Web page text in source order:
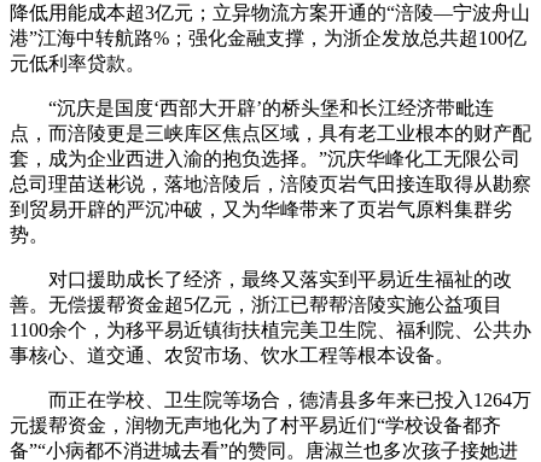
降低用能成本超3亿元；立异物流方案开通的“涪陵—宁波舟山
港”江海中转航路%；强化金融支撑，为浙企发放总共超100亿
元低利率贷款。
“沉庆是国度‘西部大开辟’的桥头堡和长江经济带毗连
点，而涪陵更是三峡库区焦点区域，具有老工业根本的财产配
套，成为企业西进入渝的抱负选择。”沉庆华峰化工无限公司
总司理苗送彬说，落地涪陵后，涪陵页岩气田接连取得从勘察
到贸易开辟的严沉冲破，又为华峰带来了页岩气原料集群劣
势。
对口援助成长了经济，最终又落实到平易近生福祉的改
善。无偿援帮资金超5亿元，浙江已帮帮涪陵实施公益项目
1100余个，为移平易近镇街扶植完美卫生院、福利院、公共办
事核心、道交通、农贸市场、饮水工程等根本设备。
而正在学校、卫生院等场合，德清县多年来已投入1264万
元援帮资金，润物无声地化为了村平易近们“学校设备都齐
备”“小病都不消进城去看”的赞同。唐淑兰也多次孩子接她进